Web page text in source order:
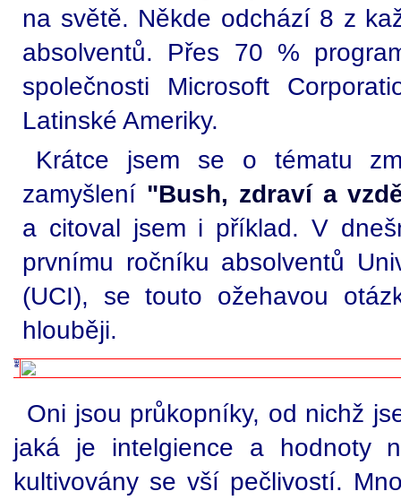
na světě. Někde odchází 8 z
absolventů. Přes 70 %
společnosti Microsoft
Latinské Ameriky.
Krátce jsem se o tématu
zamyšlení "Bush, zdraví a
a citoval jsem i příklad. V
prvnímu ročníku absolventů
(UCI), se touto ožehavou
hlouběji.
Oni jsou průkopníky, od nichž
jaká je intelgience a hodnoty
kultivovány se vší pečlivostí.